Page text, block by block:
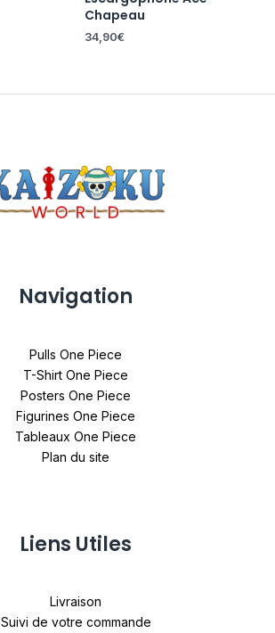
Chapeau
34,90€
Navigation
Pulls One Piece
T-Shirt One Piece
Posters One Piece
Figurines One Piece
Tableaux One Piece
Plan du site
Liens Utiles
Livraison
Suivi de votre commande